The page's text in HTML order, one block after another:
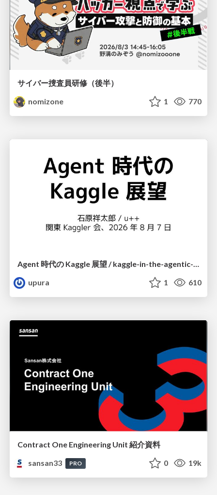
サイバー捜査員研修（後半）
nomizone
1 770
upura
1 610
Contract One Engineering Unit 紹介資料
sansan33
PRO 0 19k